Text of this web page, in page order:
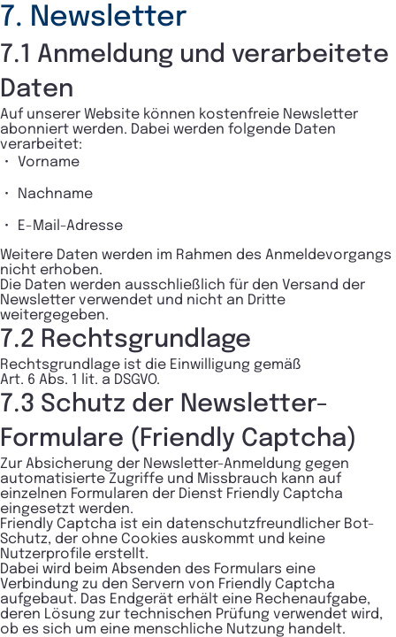
7. Newsletter
7.1 Anmeldung und verarbeitete
Daten
Auf unserer Website können kostenfreie Newsletter
abonniert werden. Dabei werden folgende Daten
verarbeitet:
Vorname
Nachname
E-Mail-Adresse
Weitere Daten werden im Rahmen des Anmeldevorgangs
nicht erhoben.
Die Daten werden ausschließlich für den Versand der
Newsletter verwendet und nicht an Dritte
weitergegeben.
7.2 Rechtsgrundlage
Rechtsgrundlage ist die Einwilligung gemäß
Art. 6 Abs. 1 lit. a DSGVO.
7.3 Schutz der Newsletter-
Formulare (Friendly Captcha)
Zur Absicherung der Newsletter-Anmeldung gegen
automatisierte Zugriffe und Missbrauch kann auf
einzelnen Formularen der Dienst Friendly Captcha
eingesetzt werden.
Friendly Captcha ist ein datenschutzfreundlicher Bot-
Schutz, der ohne Cookies auskommt und keine
Nutzerprofile erstellt.
Dabei wird beim Absenden des Formulars eine
Verbindung zu den Servern von Friendly Captcha
aufgebaut. Das Endgerät erhält eine Rechenaufgabe,
deren Lösung zur technischen Prüfung verwendet wird,
ob es sich um eine menschliche Nutzung handelt.